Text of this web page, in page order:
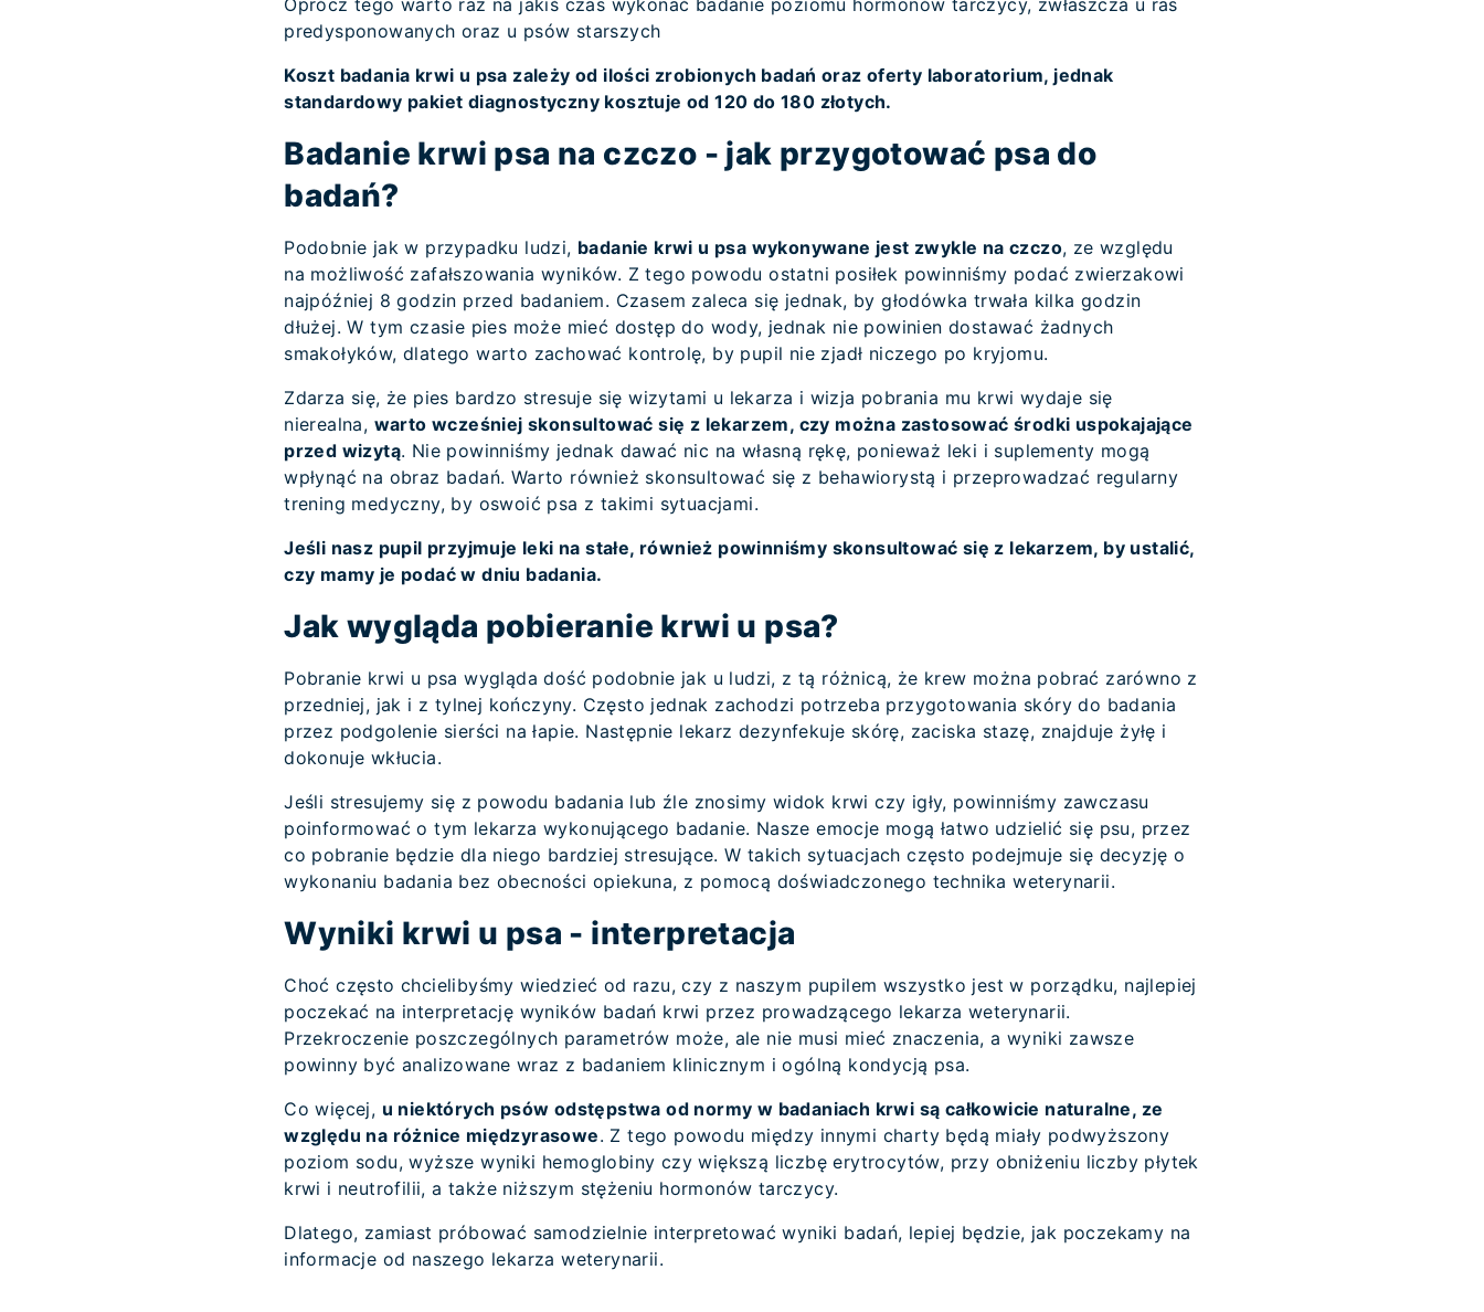
predysponowanych oraz u psów starszych
Koszt badania krwi u psa zależy od ilości zrobionych badań oraz oferty laboratorium, jednak
standardowy pakiet diagnostyczny kosztuje od 120 do 180 złotych.
Badanie krwi psa na czczo - jak przygotować psa do
badań?
Podobnie jak w przypadku ludzi, badanie krwi u psa wykonywane jest zwykle na czczo, ze względu
na możliwość zafałszowania wyników. Z tego powodu ostatni posiłek powinniśmy podać zwierzakowi
najpóźniej 8 godzin przed badaniem. Czasem zaleca się jednak, by głodówka trwała kilka godzin
dłużej. W tym czasie pies może mieć dostęp do wody, jednak nie powinien dostawać żadnych
smakołyków, dlatego warto zachować kontrolę, by pupil nie zjadł niczego po kryjomu.
Zdarza się, że pies bardzo stresuje się wizytami u lekarza i wizja pobrania mu krwi wydaje się
nierealna, warto wcześniej skonsultować się z lekarzem, czy można zastosować środki uspokajające
przed wizytą. Nie powinniśmy jednak dawać nic na własną rękę, ponieważ leki i suplementy mogą
wpłynąć na obraz badań. Warto również skonsultować się z behawiorystą i przeprowadzać regularny
trening medyczny, by oswoić psa z takimi sytuacjami.
Jeśli nasz pupil przyjmuje leki na stałe, również powinniśmy skonsultować się z lekarzem, by ustalić,
czy mamy je podać w dniu badania.
Jak wygląda pobieranie krwi u psa?
Pobranie krwi u psa wygląda dość podobnie jak u ludzi, z tą różnicą, że krew można pobrać zarówno z
przedniej, jak i z tylnej kończyny. Często jednak zachodzi potrzeba przygotowania skóry do badania
przez podgolenie sierści na łapie. Następnie lekarz dezynfekuje skórę, zaciska stazę, znajduje żyłę i
dokonuje wkłucia.
Jeśli stresujemy się z powodu badania lub źle znosimy widok krwi czy igły, powinniśmy zawczasu
poinformować o tym lekarza wykonującego badanie. Nasze emocje mogą łatwo udzielić się psu, przez
co pobranie będzie dla niego bardziej stresujące. W takich sytuacjach często podejmuje się decyzję o
wykonaniu badania bez obecności opiekuna, z pomocą doświadczonego technika weterynarii.
Wyniki krwi u psa - interpretacja
Choć często chcielibyśmy wiedzieć od razu, czy z naszym pupilem wszystko jest w porządku, najlepiej
poczekać na interpretację wyników badań krwi przez prowadzącego lekarza weterynarii.
Przekroczenie poszczególnych parametrów może, ale nie musi mieć znaczenia, a wyniki zawsze
powinny być analizowane wraz z badaniem klinicznym i ogólną kondycją psa.
Co więcej, u niektórych psów odstępstwa od normy w badaniach krwi są całkowicie naturalne, ze
względu na różnice międzyrasowe. Z tego powodu między innymi charty będą miały podwyższony
poziom sodu, wyższe wyniki hemoglobiny czy większą liczbę erytrocytów, przy obniżeniu liczby płytek
krwi i neutrofilii, a także niższym stężeniu hormonów tarczycy.
Dlatego, zamiast próbować samodzielnie interpretować wyniki badań, lepiej będzie, jak poczekamy na
informacje od naszego lekarza weterynarii.